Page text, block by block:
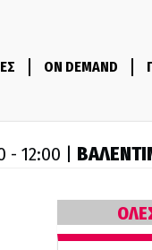
ON DEMAND
- 12:00 |